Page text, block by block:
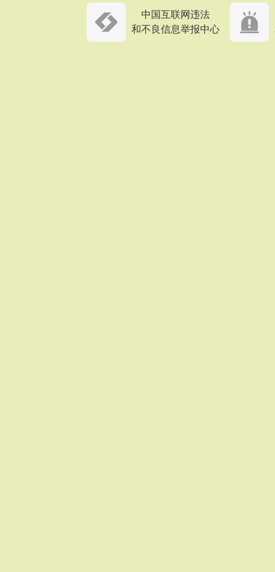
中国互联网违法
和不良信息举报中心